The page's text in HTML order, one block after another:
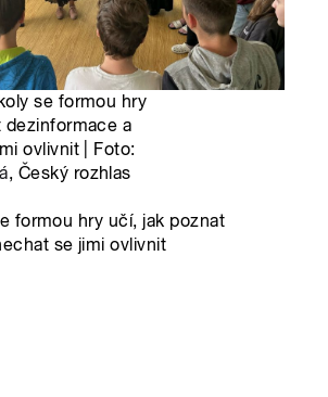
se formou hry
dezinformace a
ovlivnit | Foto:
, Český rozhlas
formou hry učí, jak poznat
se jimi ovlivnit